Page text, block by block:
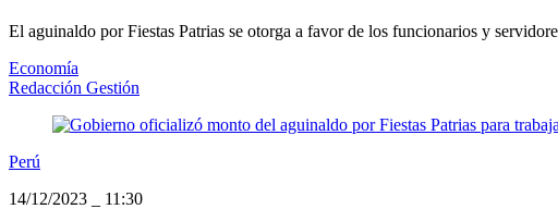
El aguinaldo por Fiestas Patrias se otorga a favor de los funcionarios y
Economía
Redacción Gestión
Perú
14/12/2023
11:30